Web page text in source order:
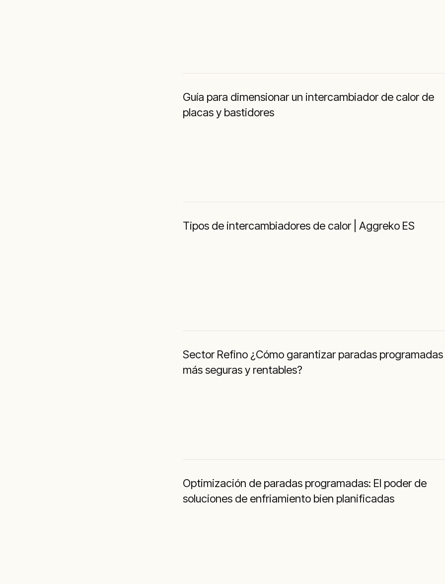
Guía para dimensionar un intercambiador de calor de
placas y bastidores
Tipos de intercambiadores de calor | Aggreko ES
Sector Refino ¿Cómo garantizar paradas programadas
más seguras y rentables?
Optimización de paradas programadas: El poder de
soluciones de enfriamiento bien planificadas